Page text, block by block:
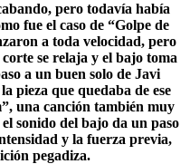
pero todavía había
fue el caso de “Golpe de
a toda velocidad, pero
se relaja y el bajo toma
a un buen solo de Javi
pieza que quedaba de ese
”, una canción también muy
sonido del bajo da un paso
y la fuerza previa,
pegadiza.